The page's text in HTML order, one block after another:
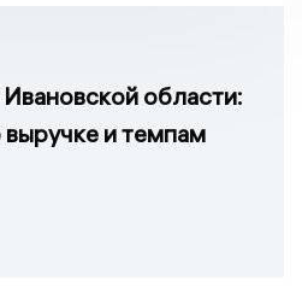
области:
и темпам